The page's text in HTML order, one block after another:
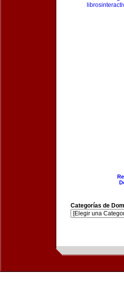
Categorías de